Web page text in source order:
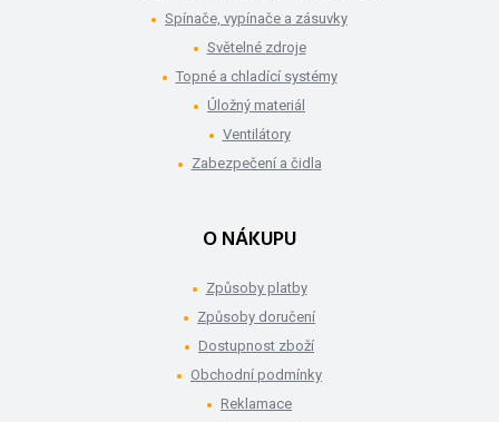
Spínače, vypínače a zásuvky
Světelné zdroje
Topné a chladící systémy
Úložný materiál
Ventilátory
Zabezpečení a čidla
O NÁKUPU
Způsoby platby
Způsoby doručení
Dostupnost zboží
Obchodní podmínky
Reklamace